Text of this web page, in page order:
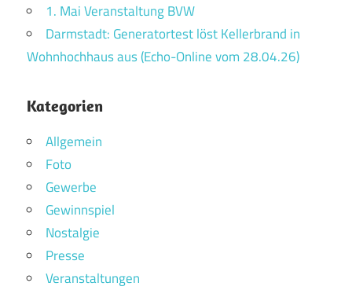
1. Mai Veranstaltung BVW
Darmstadt: Generatortest löst Kellerbrand in
Wohnhochhaus aus (Echo-Online vom 28.04.26)
Kategorien
Allgemein
Foto
Gewerbe
Gewinnspiel
Nostalgie
Presse
Veranstaltungen